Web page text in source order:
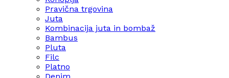
Pravična trgovina
Juta
Kombinacija juta in bombaž
Bambus
Pluta
Filc
Platno